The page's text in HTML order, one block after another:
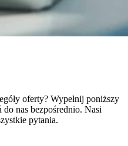
oferty? Wypełnij poniższy
nas bezpośrednio. Nasi
pytania.